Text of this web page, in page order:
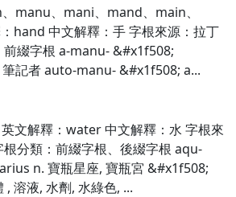
manu、mani、mand、main、
hand 中文解釋：手 字根來源：拉丁
前綴字根 a-manu- &#x1f508;
記者 auto-manu- &#x1f508; a...
文解釋：water 中文解釋：水 字根來
分類：前綴字根、後綴字根 aqu-
n. 寶瓶星座, 寶瓶宮 &#x1f508;
溶液, 水劑, 水綠色, ...